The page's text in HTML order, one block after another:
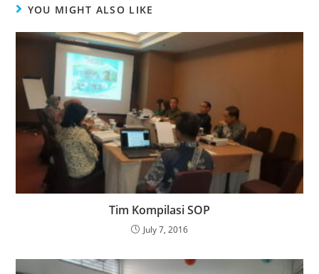
YOU MIGHT ALSO LIKE
Tim Kompilasi SOP
July 7, 2016